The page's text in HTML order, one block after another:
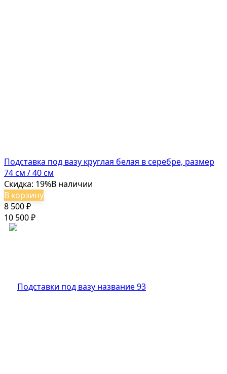
Подставка под вазу круглая белая в серебре, размер
74 см / 40 см
Скидка: 19%В наличии
В корзину
8 500 ₽
10 500 ₽